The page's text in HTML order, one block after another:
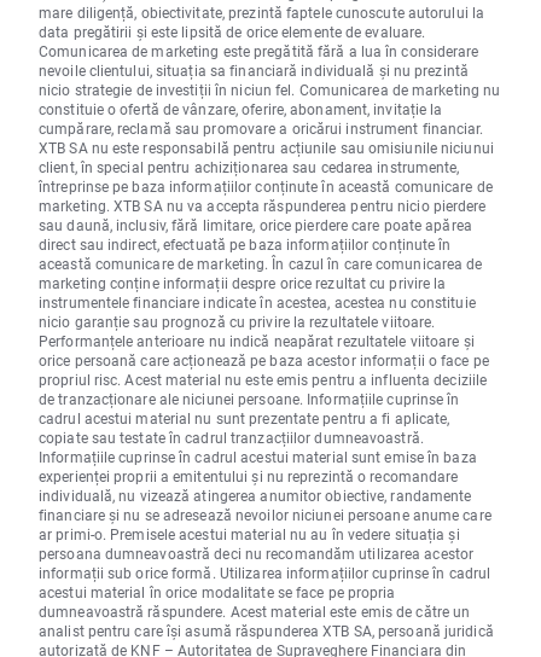
mare diligență, obiectivitate, prezintă faptele cunoscute autorului la
data pregătirii și este lipsită de orice elemente de evaluare.
Comunicarea de marketing este pregătită fără a lua în considerare
nevoile clientului, situația sa financiară individuală și nu prezintă
nicio strategie de investiții în niciun fel. Comunicarea de marketing nu
constituie o ofertă de vânzare, oferire, abonament, invitație la
cumpărare, reclamă sau promovare a oricărui instrument financiar.
XTB SA nu este responsabilă pentru acțiunile sau omisiunile niciunui
client, în special pentru achiziționarea sau cedarea instrumente,
întreprinse pe baza informațiilor conținute în această comunicare de
marketing. XTB SA nu va accepta răspunderea pentru nicio pierdere
sau daună, inclusiv, fără limitare, orice pierdere care poate apărea
direct sau indirect, efectuată pe baza informațiilor conținute în
această comunicare de marketing. În cazul în care comunicarea de
marketing conține informații despre orice rezultat cu privire la
instrumentele financiare indicate în acestea, acestea nu constituie
nicio garanție sau prognoză cu privire la rezultatele viitoare.
Performanțele anterioare nu indică neapărat rezultatele viitoare și
orice persoană care acționează pe baza acestor informații o face pe
propriul risc. Acest material nu este emis pentru a influenta deciziile
de tranzacționare ale niciunei persoane. Informațiile cuprinse în
cadrul acestui material nu sunt prezentate pentru a fi aplicate,
copiate sau testate în cadrul tranzacțiilor dumneavoastră.
Informațiile cuprinse în cadrul acestui material sunt emise în baza
experienței proprii a emitentului și nu reprezintă o recomandare
individuală, nu vizează atingerea anumitor obiective, randamente
financiare și nu se adresează nevoilor niciunei persoane anume care
ar primi-o. Premisele acestui material nu au în vedere situația și
persoana dumneavoastră deci nu recomandăm utilizarea acestor
informații sub orice formă. Utilizarea informațiilor cuprinse în cadrul
acestui material în orice modalitate se face pe propria
dumneavoastră răspundere. Acest material este emis de către un
analist pentru care își asumă răspunderea XTB SA, persoană juridică
autorizată de KNF – Autoritatea de Supraveghere Financiara din